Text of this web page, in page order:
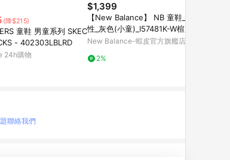
(降$215)
童鞋 男童系列 SKEC
- 402303LBLRD
24h購物
$1,399
【New Balance】 NB 童鞋_中
性_灰色(小童)_I57481K-W楦 574
New Balance-蝦皮官方旗艦店
2%
聯絡我們